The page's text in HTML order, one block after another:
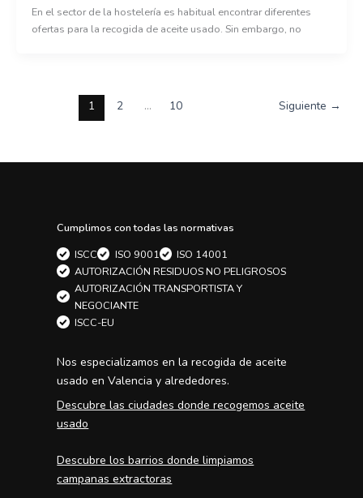
En el sector de la hostelería es habitual encontrar diferentes
ofertas para la recogida de aceite usado. Sin embargo, no
1 2 … 10 Siguiente →
Cumplimos con todas las normativas
ISCC
ISO 9001
ISO 14001
AUTORIZACIÓN RESIDUOS NO PELIGROSOS
AUTORIZACIÓN TRANSPORTISTA Y
NEGOCIANTE
ISCC-EU
Nos especializamos en larecogida de aceite
usado en Valencia y alrededores.
Descubre las ciudades donde recogemos aceite
usado
Descubre los barrios donde limpiamos
campanas extractoras